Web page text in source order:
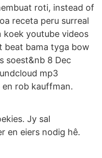
roti, instead of
receta peru surreal
koek youtube videos
beat bama tyga bow
soest&nb 8 Dec
mp3
rob kauffman.
Jy sal
en eiers nodig hê.